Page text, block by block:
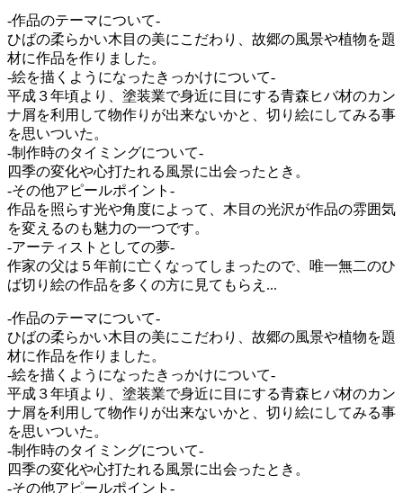
-作品のテーマについて-
ひばの柔らかい木目の美にこだわり、故郷の風景や植物を題
材に作品を作りました。
-絵を描くようになったきっかけについて-
平成３年頃より、塗装業で身近に目にする青森ヒバ材のカン
ナ屑を利用して物作りが出来ないかと、切り絵にしてみる事
を思いついた。
-制作時のタイミングについて-
四季の変化や心打たれる風景に出会ったとき。
-その他アピールポイント-
作品を照らす光や角度によって、木目の光沢が作品の雰囲気
を変えるのも魅力の一つです。
-アーティストとしての夢-
作家の父は５年前に亡くなってしまったので、唯一無二のひ
ば切り絵の作品を多くの方に見てもらえ...
-作品のテーマについて-
ひばの柔らかい木目の美にこだわり、故郷の風景や植物を題
材に作品を作りました。
-絵を描くようになったきっかけについて-
平成３年頃より、塗装業で身近に目にする青森ヒバ材のカン
ナ屑を利用して物作りが出来ないかと、切り絵にしてみる事
を思いついた。
-制作時のタイミングについて-
四季の変化や心打たれる風景に出会ったとき。
-その他アピールポイント-